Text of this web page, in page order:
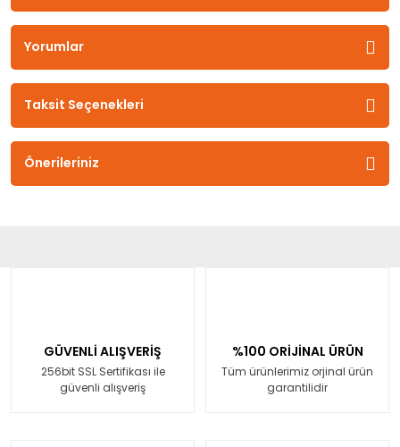
Yorumlar
Taksit Seçenekleri
Önerileriniz
GÜVENLİ ALIŞVERİŞ
256bit SSL Sertifikası ile
güvenli alışveriş
%100 ORİJİNAL ÜRÜN
Tüm ürünlerimiz orjinal ürün
garantilidir